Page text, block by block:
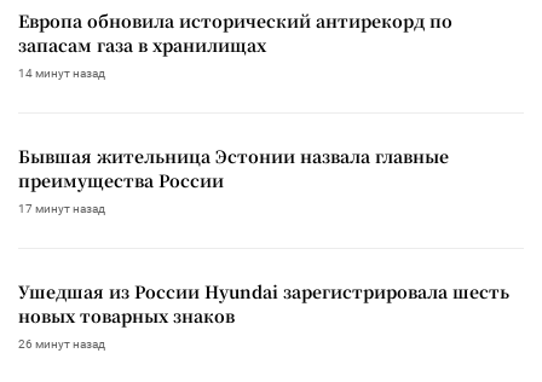
Европа обновила исторический антирекорд по
запасам газа в хранилищах
14 минут назад
Бывшая жительница Эстонии назвала главные
преимущества России
17 минут назад
Ушедшая из России Hyundai зарегистрировала шесть
новых товарных знаков
26 минут назад